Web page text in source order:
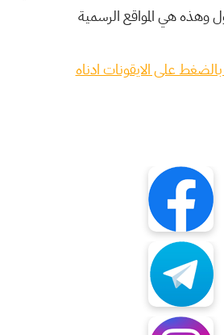
وهذه هي المواقع الرسمية
بالضغط على الايقونات ادناه